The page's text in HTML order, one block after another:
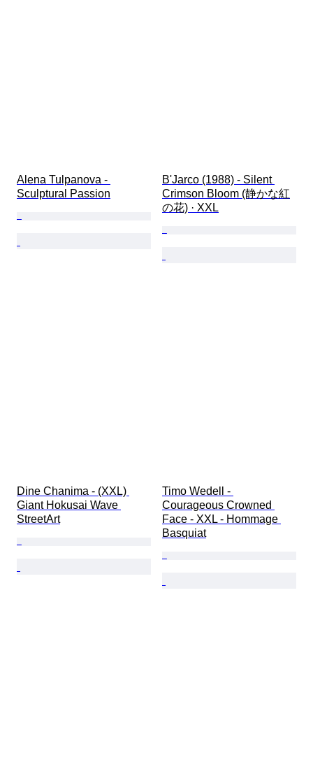
Alena Tulpanova -
Sculptural Passion
B'Jarco (1988) - Silent
Crimson Bloom (静かな紅
の花) · XXL
Dine Chanima - (XXL)
Giant Hokusai Wave
StreetArt
Timo Wedell -
Courageous Crowned
Face - XXL - Hommage
Basquiat